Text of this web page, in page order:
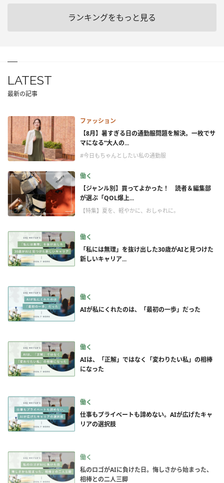
ランキングをもっと見る
LATEST
最新の記事
ファッション
【8月】暑すぎる日の通勤服問題を解決。一枚でサ
マになる“大人の...
#今日もちゃんとしたい私の通勤服
働く
【ジャンル別】買ってよかった！ 読者＆編集部
が選ぶ「QOL爆上...
【特集】夏を、軽やかに、おしゃれに。
働く
「私には無理」を抜け出した30歳がAIと見つけた
新しいキャリア...
働く
AIが私にくれたのは、「最初の一歩」だった
働く
AIは、「正解」ではなく「変わりたい私」の相棒
になった
働く
仕事もプライベートも諦めない。AIが広げたキャ
リアの選択肢
働く
私のロゴがAIに負けた日。悔しさから始まった、
相棒との二人三脚